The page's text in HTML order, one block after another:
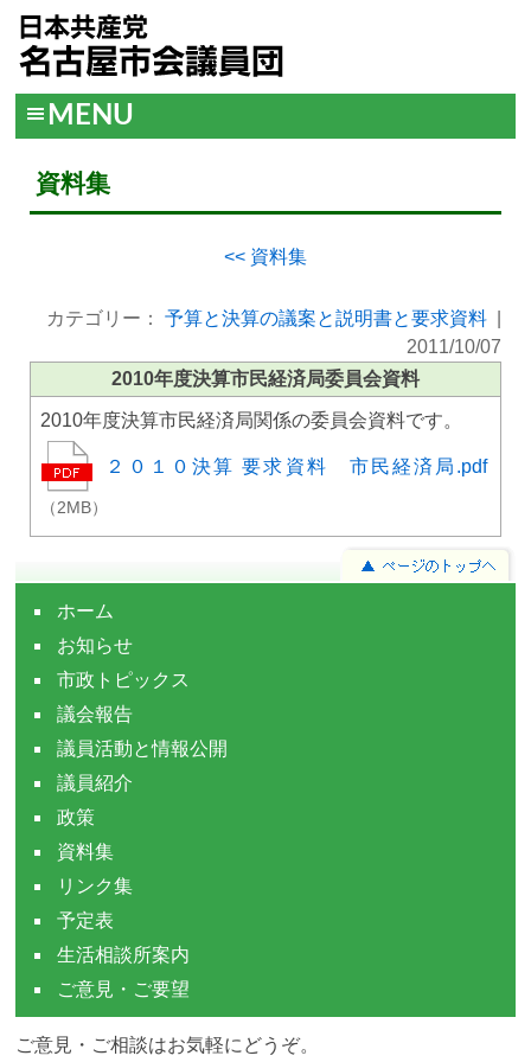
MENU
資料集
<< 資料集
カテゴリー： 予算と決算の議案と説明書と要求資料
2011/10/07
2010年度決算市民経済局委員会資料
2010年度決算市民経済局関係の委員会資料です。
２０１０決算 要求資料 市民経済局.pdf
（2MB）
ホーム
お知らせ
市政トピックス
議会報告
議員活動と情報公開
議員紹介
政策
資料集
リンク集
予定表
生活相談所案内
ご意見・ご要望
ご意見・ご相談はお気軽にどうぞ。